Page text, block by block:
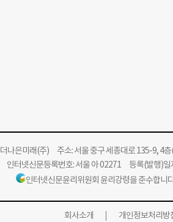
더나은미래(주)주소: 서울 중구 세종대로 135-9, 4
인터넷신문등록번호: 서울 아 02271 등록(발행)
인터넷신문윤리위원회 윤리강령을 준수합니
회사소개 개인정보처리방